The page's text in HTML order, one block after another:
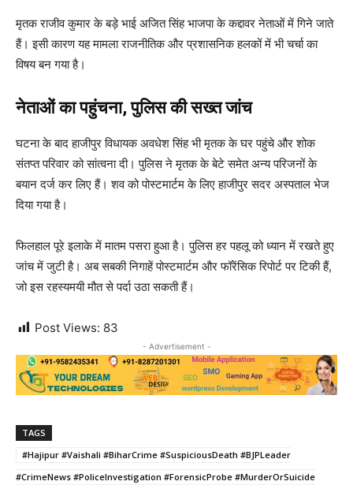
मृतक राजीव कुमार के बड़े भाई अजित सिंह भाजपा के कद्दावर नेताओं में गिने जाते
हैं। इसी कारण यह मामला राजनीतिक और प्रशासनिक हलकों में भी चर्चा का
विषय बन गया है।
नेताओं का पहुंचना, पुलिस की सख्त जांच
घटना के बाद हाजीपुर विधायक अवधेश सिंह भी मृतक के घर पहुंचे और शोक
संतप्त परिवार को सांत्वना दी। पुलिस ने मृतक के बेटे समेत अन्य परिजनों के
बयान दर्ज कर लिए हैं। शव को पोस्टमार्टम के लिए हाजीपुर सदर अस्पताल भेज
दिया गया है।
फिलहाल पूरे इलाके में मातम पसरा हुआ है। पुलिस हर पहलू को ध्यान में रखते हुए
जांच में जुटी है। अब सबकी निगाहें पोस्टमार्टम और फॉरेंसिक रिपोर्ट पर टिकी हैं,
जो इस रहस्यमयी मौत से पर्दा उठा सकती हैं।
Post Views: 83
- Advertisement -
TAGS
#Hajipur #Vaishali #BiharCrime #SuspiciousDeath #BJPLeader
#CrimeNews #PoliceInvestigation #ForensicProbe #MurderOrSuicide